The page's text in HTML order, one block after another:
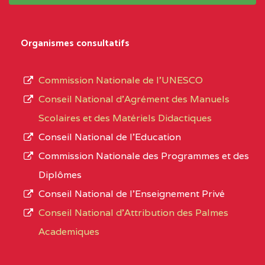
D'ENSEIGNEMENT
PROFESSIONNEL
(CEGEP) STE FOI BP
:4740 YAOUNDE
CENTRE
COLLEGE PANAFRICAIN
DE L'EXCELLENCE BP
CENTRE
COLLEGE PRIVE
type
L’offre
d’éducation
de
Organismes consultatifs
Commission Nationale de l’UNESCO
Conseil National d’Agrément des Manuels
Scolaires et des Matériels Didactiques
Conseil National de l’Education
Commission Nationale des Programmes et des
Diplômes
Conseil National de l’Enseignement Privé
Conseil National d'Attribution des Palmes
Academiques